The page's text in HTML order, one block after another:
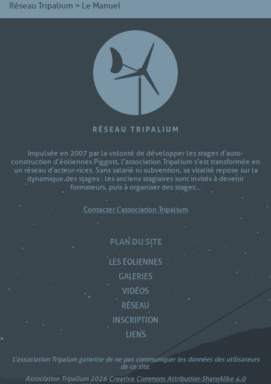
Réseau Tripalium > Le Manuel
Impulsée en 2007 par la volonté de développer les stages d’auto-
construction d'éoliennes Piggott, l’association Tripalium s’est transformée en
un réseau d’acteur-rices. Sans salarié ni subvention, sa vitalité repose sur la
dynamique des stages : les anciens stagiaires sont invités à devenir
formateurs, puis à organiser des stages...
Contacter l'association Tripalium
PLAN DU SITE
LES ÉOLIENNES
GALERIES
VIDÉOS
RÉSEAU
INSCRIPTION
LIENS
L’association Tripalum garantie de ne pas communiquer les données des utilisateurs
de ce site.
Association Tripalium 2026 Creative Commons Attribution-ShareAlike 4.0